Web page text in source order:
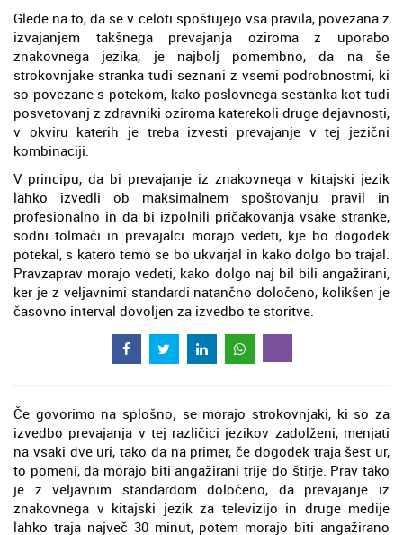
Glede na to, da se v celoti spoštujejo vsa pravila, povezana z
izvajanjem takšnega prevajanja oziroma z uporabo
znakovnega jezika, je najbolj pomembno, da na še
strokovnjake stranka tudi seznani z vsemi podrobnostmi, ki
so povezane s potekom, kako poslovnega sestanka kot tudi
posvetovanj z zdravniki oziroma katerekoli druge dejavnosti,
v okviru katerih je treba izvesti prevajanje v tej jezični
kombinaciji.
V principu, da bi prevajanje iz znakovnega v kitajski jezik
lahko izvedli ob maksimalnem spoštovanju pravil in
profesionalno in da bi izpolnili pričakovanja vsake stranke,
sodni tolmači in prevajalci morajo vedeti, kje bo dogodek
potekal, s katero temo se bo ukvarjal in kako dolgo bo trajal.
Pravzaprav morajo vedeti, kako dolgo naj bil bili angažirani,
ker je z veljavnimi standardi natančno določeno, kolikšen je
časovno interval dovoljen za izvedbo te storitve.
Če govorimo na splošno; se morajo strokovnjaki, ki so za
izvedbo prevajanja v tej različici jezikov zadolženi, menjati
na vsaki dve uri, tako da na primer, če dogodek traja šest ur,
to pomeni, da morajo biti angažirani trije do štirje. Prav tako
je z veljavnim standardom določeno, da prevajanje iz
znakovnega v kitajski jezik za televizijo in druge medije
lahko traja največ 30 minut, potem morajo biti angažirano